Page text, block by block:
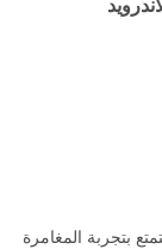
بتجربة المغامرة